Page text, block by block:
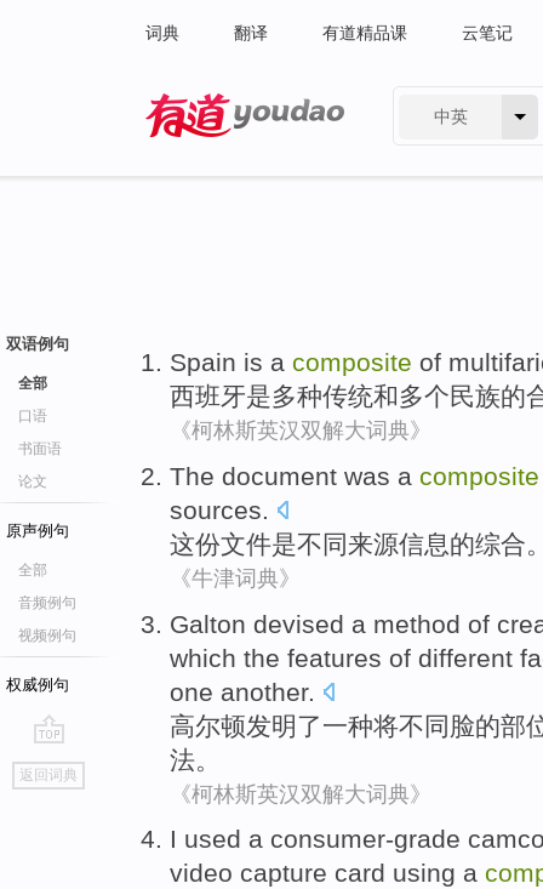
词典 翻译 有道精品课 云笔记
中英
双语例句
全部
口语
书面语
论文
原声例句
全部
音频例句
视频例句
权威例句
go
top
返回词典
Spain is a composite of
西班牙是多种传统和多个民族的
《柯林斯英汉双解大词典》
The document was a composite
sources.
这份文件是不同来源信息的综合
《牛津词典》
Galton devised a method of
which the features of different
one another.
高尔顿发明了一种将不同 脸的部
法。
《柯林斯英汉双解大词典》
I used a consumer-grade
video capture card using a